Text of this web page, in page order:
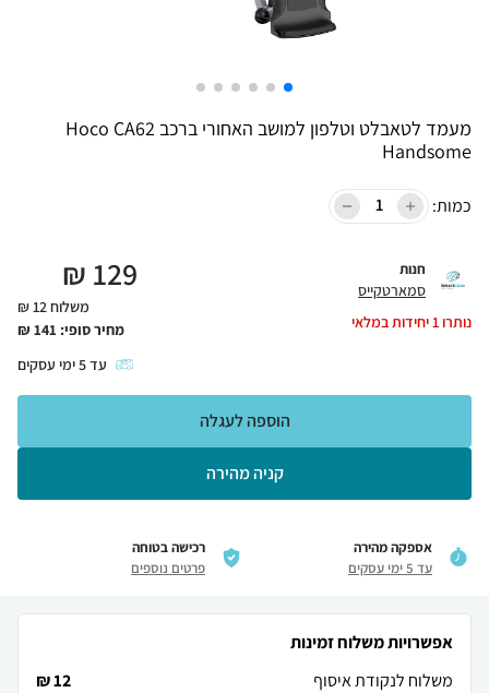
מעמד לטאבלט וטלפון למושב האחורי ברכב Hoco CA62
Handsome
כמות:
חנות
סמארטקייס
נותרו1יחידות במלאי
129
₪
משלוח 12 ₪
מחיר סופי: 141
₪
עד5ימי עסקים
קניה מהירה
הוספה לעגלה
אספקה מהירה
עד 5 ימי עסקים
רכישה בטוחה
פרטים נוספים
אפשרויות משלוח זמינות
משלוח לנקודת איסוף
12 ₪